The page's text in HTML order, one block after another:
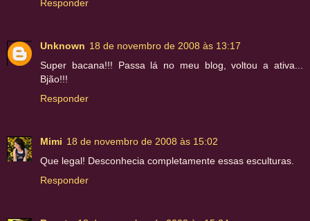
Responder
Unknown 18 de novembro de 2008 às 13:17
Super bacana!!! Passa lá no meu blog, voltou a ativa...
Bjão!!!
Responder
Mimi 18 de novembro de 2008 às 15:02
Que legal! Desconhecia completamente essas esculturas.
Responder